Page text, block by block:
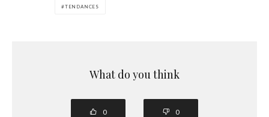
TENDANCES
What do you think
0 0